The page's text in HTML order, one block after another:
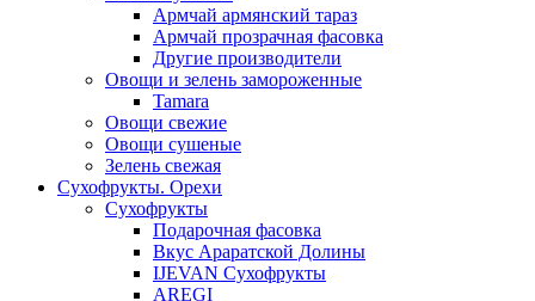
Армчай армянский тараз
Армчай прозрачная фасовка
Другие производители
Овощи и зелень замороженные
Tamara
Овощи свежие
Овощи сушеные
Зелень свежая
Сухофрукты. Орехи
Сухофрукты
Подарочная фасовка
Вкус Араратской Долины
IJEVAN Сухофрукты
AREGI